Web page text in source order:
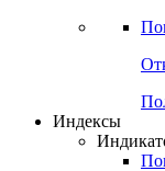
Индексы